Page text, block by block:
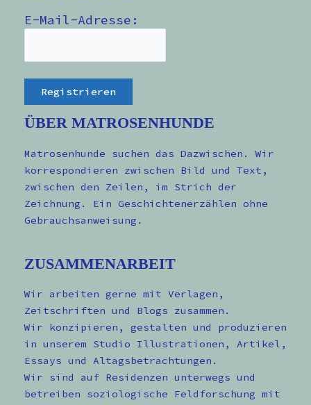
E-Mail-Adresse:
ÜBER MATROSENHUNDE
Matrosenhunde suchen das Dazwischen. Wir
korrespondieren zwischen Bild und Text,
zwischen den Zeilen, im Strich der
Zeichnung. Ein Geschichtenerzählen ohne
Gebrauchsanweisung.
ZUSAMMENARBEIT
Wir arbeiten gerne mit Verlagen,
Zeitschriften und Blogs zusammen.
Wir konzipieren, gestalten und produzieren
in unserem Studio Illustrationen, Artikel,
Essays und Altagsbetrachtungen.
Wir sind auf Residenzen unterwegs und
betreiben soziologische Feldforschung mit